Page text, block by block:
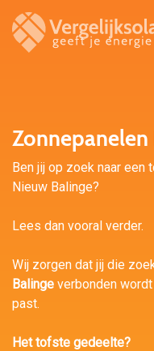
Ben jij op zoek naar een
Nieuw Balinge?
Lees dan vooral verder.
Wij zorgen dat jij die
Balinge verbonden
past.
Het tofste gedeelte?